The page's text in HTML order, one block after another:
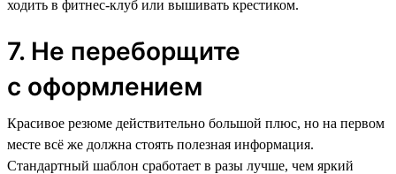
ходить в фитнес-клуб или вышивать крестиком.
7. Не переборщите
с оформлением
Красивое резюме действительно большой плюс, но на первом
месте всё же должна стоять полезная информация.
Стандартный шаблон сработает в разы лучше, чем яркий